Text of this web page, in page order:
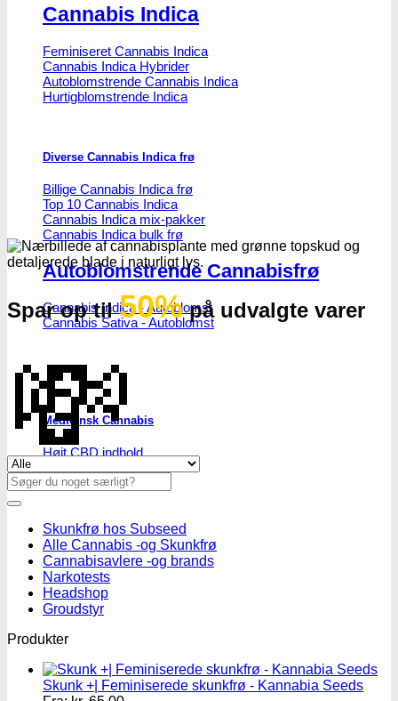
Cannabis Indica
Feminiseret Cannabis Indica
Cannabis Indica Hybrider
Autoblomstrende Cannabis Indica
Hurtigblomstrende Indica
Diverse Cannabis Indica frø
Billige Cannabis Indica frø
Top 10 Cannabis Indica
Cannabis Indica mix-pakker
Cannabis Indica bulk frø
Autoblomstrende Cannabisfrø
Cannabis Indica - Autoblomst
Cannabis Sativa - Autoblomst
Medicinsk Cannabis
Højt CBD indhold
Billige CBD frø
Spar op til50%på udvalgte varer
💸
Se alle tilbud her
Søg
efter:
Skunkfrø hos Subseed
Alle Cannabis -og Skunkfrø
Cannabisavlere -og brands
Narkotests
Headshop
Groudstyr
Produkter
Skunk +| Feminiserede skunkfrø - Kannabia Seeds